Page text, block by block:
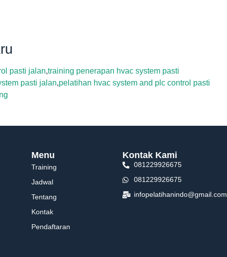
pasti jalan,training penerapan hvac system pasti
pasti jalan,pelatihan hvac system and plc control pasti
Menu
Training
Jadwal
Tentang
Kontak
Pendaftaran
Kontak Kami
081229926675
081229926675
infopelatihanindo@gmail.com